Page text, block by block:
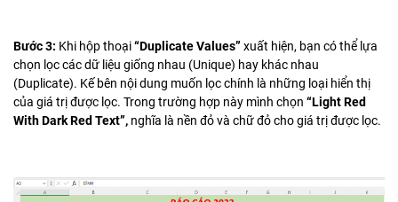
Bước 3: Khi hộp thoại“Duplicate Values” xuất hiện, bạn có thể lựa
chọn lọc các dữ liệu giống nhau (Unique) hay khác nhau
(Duplicate). Kế bên nội dung muốn lọc chính là những loại hiển thị
của giá trị được lọc. Trong trường hợp này mình chọn “Light Red
With Dark Red Text”, nghĩa là nền đỏ và chữ đỏ cho giá trị được lọc.